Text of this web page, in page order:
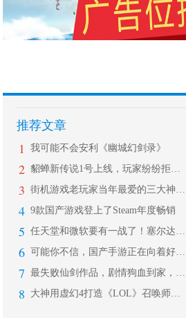
推荐文章
1 我可能不会安利《幽城幻剑录》
2 貂蝉新传说1号上线，玩家纷纷拒绝入手
3 街机游戏老玩家当年最爱的三大神器，只
4 9款国产游戏登上了Steam年度畅销
5 任天堂和微软要有一战了！塞尔达传说荒
6 可能你不信，国产手游正在向着好的方向
7 最失败仙剑作品，剧情狗血到家，《仙剑
8 大神用虚幻4打造《LOL》召唤师峡谷